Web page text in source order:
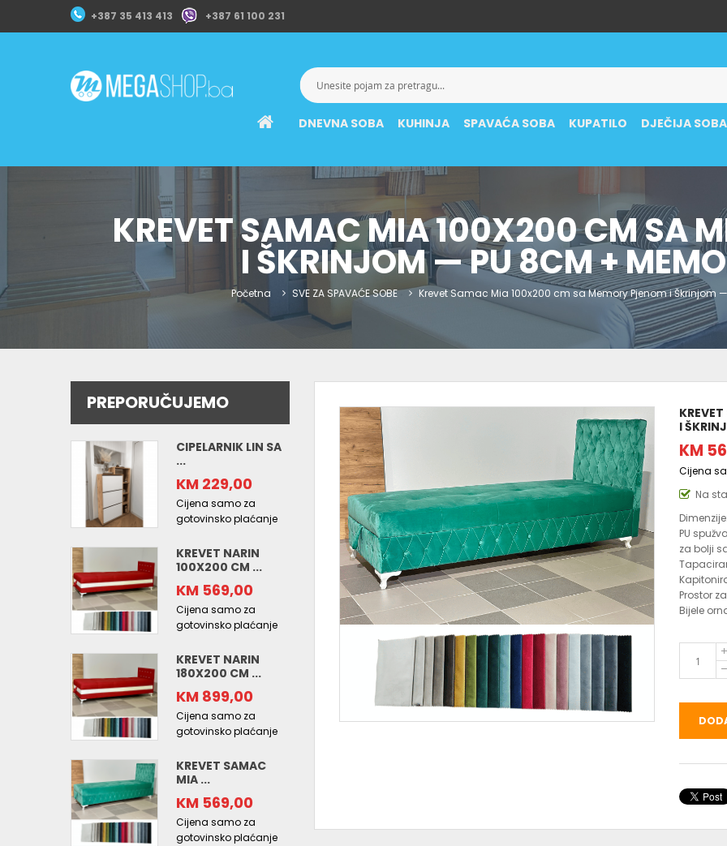
+387 35 413 413 +387 61 100 231
DNEVNA SOBA KUHINJA SPAVAĆA SOBA KUPATILO DJEČIJA SOBA
KREVET SAMAC MIA 100X200 CM SA
I ŠKRINJOM — PU 8CM +
Početna SVE ZA SPAVAĆE SOBE Krevet Samac Mia 100x200 cm sa Memory Pjenom i Škrinjom
I
KM
Cijena
Na
PU
za bolji
Prostor
Bijele
PREPORUČUJEMO
CIPELARNIK LIN SA
...
KM 229,00
Cijena samo za
gotovinsko plaćanje
KREVET NARIN
100X200 CM ...
KM 569,00
Cijena samo za
gotovinsko plaćanje
KREVET NARIN
180X200 CM ...
KM 899,00
Cijena samo za
gotovinsko plaćanje
KREVET SAMAC
MIA ...
KM 569,00
Cijena samo za
gotovinsko plaćanje